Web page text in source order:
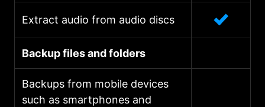
Extract audio from audio discs
Backup files and folders
Backups from mobile devices
such as smartphones and